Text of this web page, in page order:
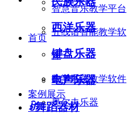
智慧音乐教学平台
五线谱智能教学软
件
数字书法教学软件
教学系统
奥尔夫乐器
首页
案例展示
西洋乐器
键盘乐器
电声乐器
ꀁ舞蹈器材